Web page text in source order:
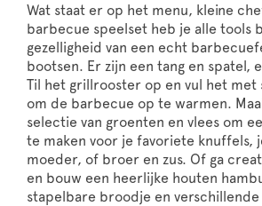
Wat staat er op het menu, kleine
barbecue speelset heb je alle tools
gezelligheid van een echt
bootsen. Er zijn een tang en spatel,
Til het grillrooster op en vul het met
om de barbecue op te warmen.
selectie van groenten en vlees om
te maken voor je favoriete knuffels,
moeder, of broer en zus. Of ga
en bouw een heerlijke houten
stapelbare broodje en verschillende